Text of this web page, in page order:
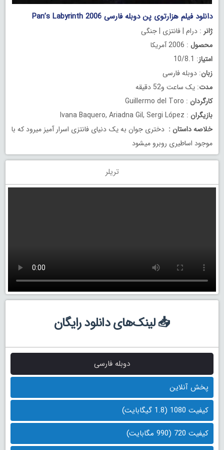
دانلود فیلم هزارتوی پن دوبله فارسی Pan’s Labyrinth 2006
ژانر : درام | فانتزی | جنگی
محصول : 2006 آمریکا
امتیاز: 10/8.1
زبان: دوبله فارسی
مدت: یک ساعت و52 دقیقه
کارگردان : Guillermo del Toro
بازیگران : Ivana Baquero, Ariadna Gil, Sergi López
خلاصه داستان : دختری جوان به یک دنیای فانتزی اسرار آمیز میرود که با
موجود اساطیری روبرو میشود
تریلر
📥 لینک‌های دانلود رایگان
دوبله فارسی
پخش آنلاین
کیفیت 1080 (1.8 گیگابایت)
کیفیت 720 (990 مگابایت)